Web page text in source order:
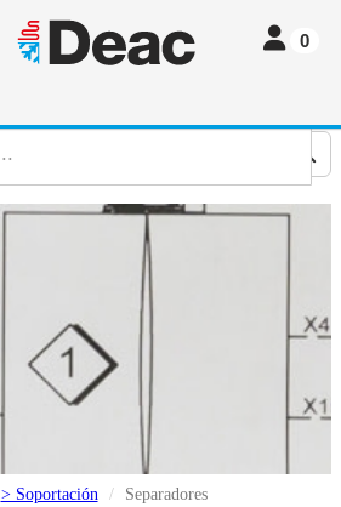
Toggle
0
> Soportación Separadores